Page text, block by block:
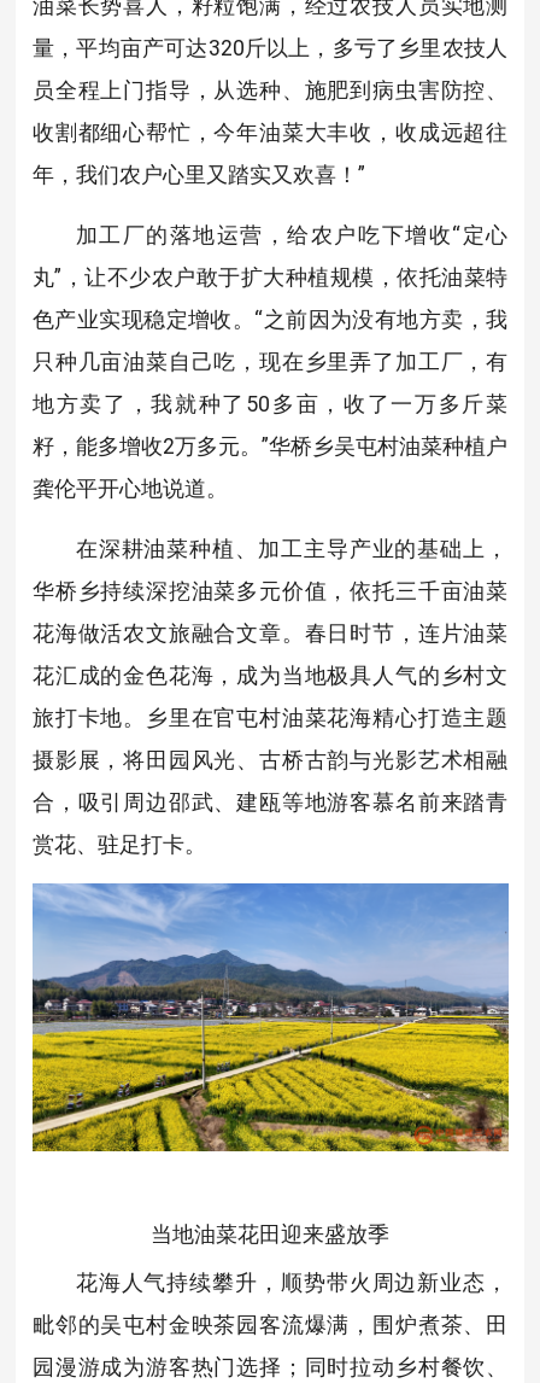
油菜长势喜人，籽粒饱满，经过农技人员实地测
量，平均亩产可达320斤以上，多亏了乡里农技人
员全程上门指导，从选种、施肥到病虫害防控、
收割都细心帮忙，今年油菜大丰收，收成远超往
年，我们农户心里又踏实又欢喜！”
加工厂的落地运营，给农户吃下增收“定心
丸”，让不少农户敢于扩大种植规模，依托油菜特
色产业实现稳定增收。“之前因为没有地方卖，我
只种几亩油菜自己吃，现在乡里弄了加工厂，有
地方卖了，我就种了50多亩，收了一万多斤菜
籽，能多增收2万多元。”华桥乡吴屯村油菜种植户
龚伦平开心地说道。
在深耕油菜种植、加工主导产业的基础上，
华桥乡持续深挖油菜多元价值，依托三千亩油菜
花海做活农文旅融合文章。春日时节，连片油菜
花汇成的金色花海，成为当地极具人气的乡村文
旅打卡地。乡里在官屯村油菜花海精心打造主题
摄影展，将田园风光、古桥古韵与光影艺术相融
合，吸引周边邵武、建瓯等地游客慕名前来踏青
赏花、驻足打卡。
当地油菜花田迎来盛放季
花海人气持续攀升，顺势带火周边新业态，
毗邻的吴屯村金映茶园客流爆满，围炉煮茶、田
园漫游成为游客热门选择；同时拉动乡村餐饮、